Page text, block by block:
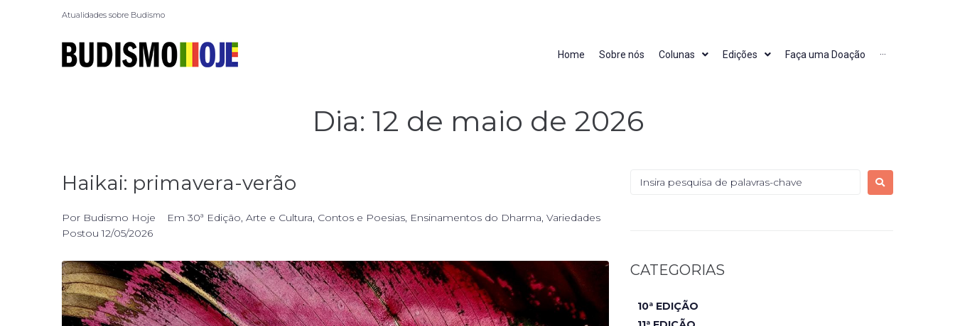
Atualidades sobre Budismo
Home Sobre nós Colunas Edições Faça uma Doação ···
Dia: 12 de maio de 2026
Haikai: primavera-verão
Por Budismo Hoje Em 30ª Edição, Arte e Cultura, Contos e Poesias, Ensinamentos do Dharma, Variedades
Postou12/05/2026
CATEGORIAS
10ª EDIÇÃO